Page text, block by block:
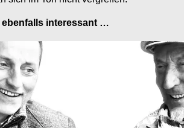
ebenfalls interessant …